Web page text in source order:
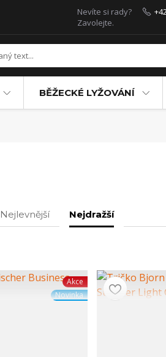
Nevíte si rady?
Zavolejte.
BĚŽECKÉ LYŽOVÁNÍ
Nejlevnější Nejdražší
Akce
Novinka